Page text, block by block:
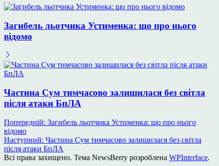
Загибель льотчика Устименка: що про нього
відомо
Частина Сум тимчасово залишилася без світла
після атаки БпЛА
Навігація
записів
Попередній: Загибель льотчика Устименка: що про нього
відомо
Наступний: Частина Сум тимчасово залишилася без світла
після атаки БпЛА
Всі права захищено. Тема NewsBerry розроблена WPInterface.